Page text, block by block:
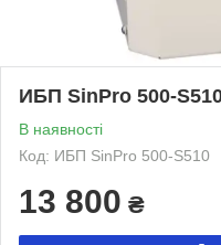
ИБП SinPro 500-
В наявності
Код: ИБП SinPro 500-S510
13 800 ₴